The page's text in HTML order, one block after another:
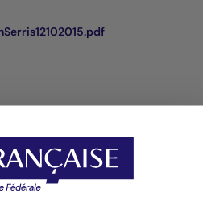
des marchés